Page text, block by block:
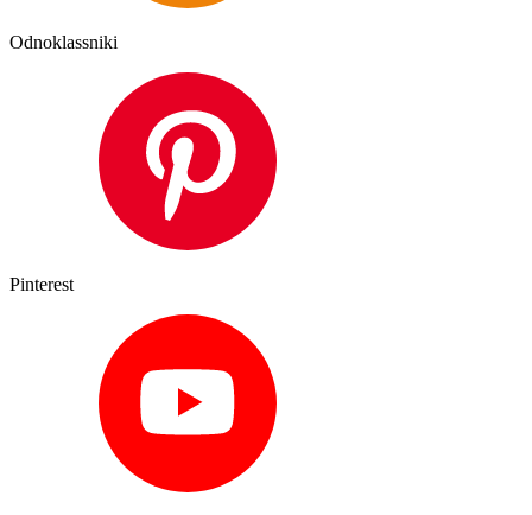
Odnoklassniki
Pinterest